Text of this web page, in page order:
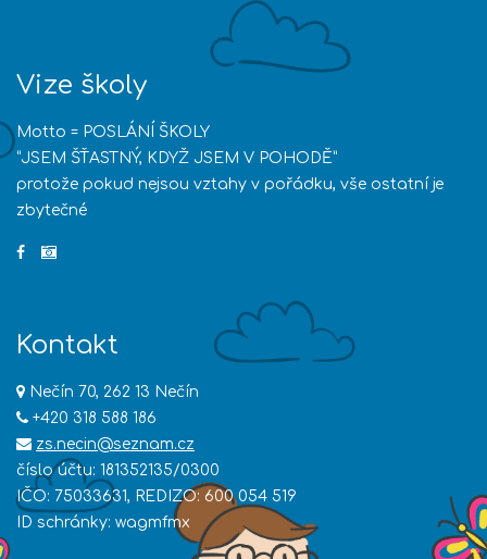
Vize školy
Motto = POSLÁNÍ ŠKOLY
“JSEM ŠŤASTNÝ, KDYŽ JSEM V POHODĚ”
protože pokud nejsou vztahy v pořádku, vše ostatní je
zbytečné
Kontakt
Nečín 70, 262 13 Nečín
+420 318 588 186
zs.necin@seznam.cz
číslo účtu: 181352135/0300
IČO: 75033631, REDIZO: 600 054 519
ID schránky: wagmfmx